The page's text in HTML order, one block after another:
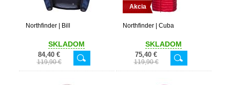
Northfinder | Bill
SKLADOM
84,40 €
119,90 €
Akcia
Northfinder | Cuba
SKLADOM
75,40 €
119,90 €